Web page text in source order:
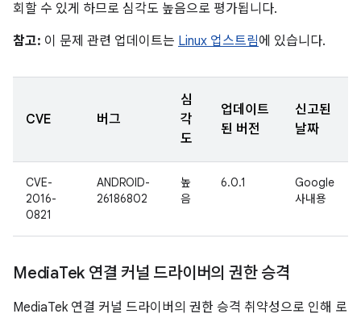
회할 수 있게 하므로 심각도 높음으로 평가됩니다.
참고: 이 문제 관련 업데이트는 Linux 업스트림에 있습니다.
CVE 버그
심
각
도
업데이트
된 버전
신고된
날짜
CVE-
2016-
0821
ANDROID-
26186802
높
음
6.0.1
Google
사내용
MediaTek 연결 커널 드라이버의 권한 승격
MediaTek 연결 커널 드라이버의 권한 승격 취약성으로 인해 로